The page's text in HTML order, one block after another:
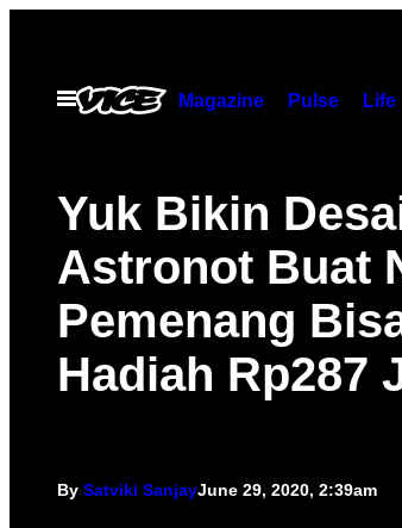
contentOpen
Menu
Magazine Pulse Life
Yuk Bikin
Astronot Buat
Pemenang
Hadiah Rp287
By Satviki SanjayJune 29, 2020, 2:39am